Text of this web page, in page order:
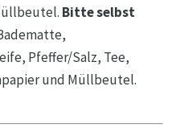
Bitte selbst
Pfeffer/Salz, Tee,
und Müllbeutel.